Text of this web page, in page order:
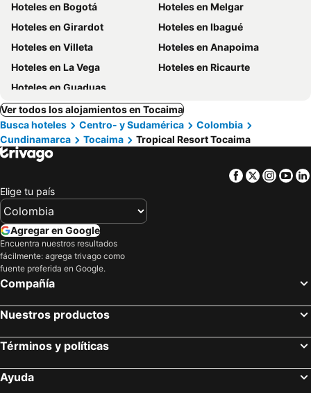
Hoteles en Bogotá
Hoteles en Melgar
Hoteles en Girardot
Hoteles en Ibagué
Hoteles en Villeta
Hoteles en Anapoima
Hoteles en La Vega
Hoteles en Ricaurte
Hoteles en Guaduas
Ver todos los alojamientos en Tocaima
Busca hoteles
Centro- y Sudamérica
Colombia
Cundinamarca
Tocaima Tropical Resort Tocaima
Facebook
Twitter
Elige tu país
Agregar en Google
Encuentra nuestros resultados
fácilmente: agrega trivago como
fuente preferida en Google.
Compañía
Nuestros productos
Términos y políticas
Ayuda